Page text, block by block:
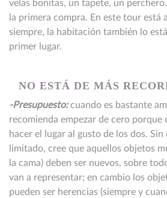
velas bonitas, un tapete, un
la primera compra. En este tour está
siempre, la habitación también lo
primer lugar.
NO ESTÁ DE MÁS
-Presupuesto:cuando es bastante
recomienda empezar de cero porque
hacer el lugar al gusto de los dos.
limitado, cree que aquellos objetos
la cama) deben ser nuevos, sobre
van a representar; en cambio los
pueden ser herencias (siempre y